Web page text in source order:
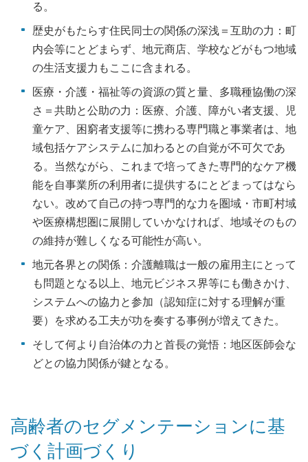
る。
歴史がもたらす住民同士の関係の深浅＝互助の力：町
内会等にとどまらず、地元商店、学校などがもつ地域
の生活支援力もここに含まれる。
医療・介護・福祉等の資源の質と量、多職種協働の深
さ＝共助と公助の力：医療、介護、障がい者支援、児
童ケア、困窮者支援等に携わる専門職と事業者は、地
域包括ケアシステムに加わるとの自覚が不可欠であ
る。当然ながら、これまで培ってきた専門的なケア機
能を自事業所の利用者に提供するにとどまってはなら
ない。改めて自己の持つ専門的な力を圏域・市町村域
や医療構想圏に展開していかなければ、地域そのもの
の維持が難しくなる可能性が高い。
地元各界との関係：介護離職は一般の雇用主にとって
も問題となる以上、地元ビジネス界等にも働きかけ、
システムへの協力と参加（認知症に対する理解が重
要）を求める工夫が功を奏する事例が増えてきた。
そして何より自治体の力と首長の覚悟：地区医師会な
どとの協力関係が鍵となる。
高齢者のセグメンテーションに基
づく計画づくり